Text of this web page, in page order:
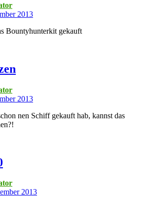
2013
Bountyhunterkit gekauft
2013
nen Schiff gekauft hab, kannst das
2013